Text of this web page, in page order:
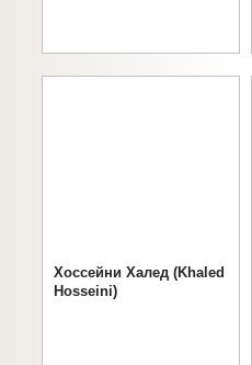
Хоссейни Халед (Khaled
Hosseini)